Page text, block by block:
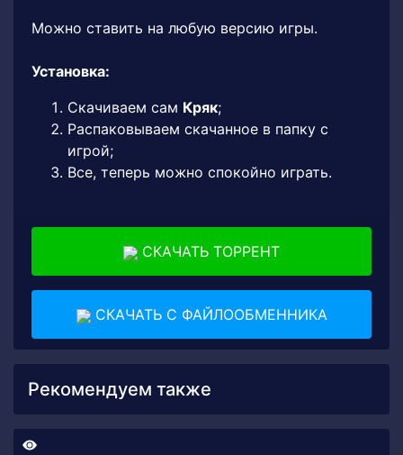
Можно ставить на любую версию игры.
Установка:
Скачиваем сам Кряк;
Распаковываем скачанное в папку с
игрой;
Все, теперь можно спокойно играть.
СКАЧАТЬ ТОРРЕНТ
СКАЧАТЬ С ФАЙЛООБМЕННИКА
Рекомендуем также